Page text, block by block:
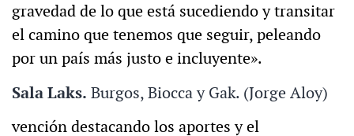
gravedad de lo que está sucediendo y transitar
el camino que tenemos que seguir, peleando
por un país más justo e incluyente».
Sala Laks. Burgos, Biocca y Gak. (Jorge Aloy)
vención destacando los aportes y el